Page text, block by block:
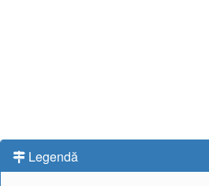
Legendă